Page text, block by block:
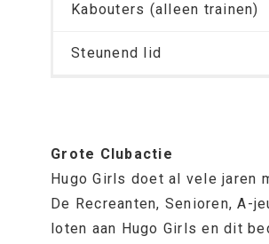
Kabouters (alleen trainen)
Steunend lid
Grote Clubactie
Hugo Girls doet al vele jaren
De Recreanten, Senioren, A-
loten aan Hugo Girls en dit